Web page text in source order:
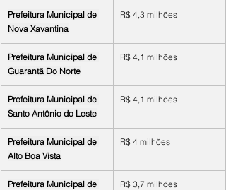
Prefeitura Municipal de
Nova Xavantina
R$ 4,3 milhões
Prefeitura Municipal de
Guarantã Do Norte
R$ 4,1 milhões
Prefeitura Municipal de
Santo Antônio do Leste
R$ 4,1 milhões
Prefeitura Municipal de
Alto Boa Vista
R$ 4 milhões
Prefeitura Municipal de
R$ 3,7 milhões